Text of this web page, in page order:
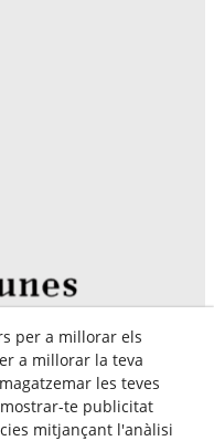
per a millorar els
a millorar la teva
les teves
te publicitat
mitjançant l'anàlisi